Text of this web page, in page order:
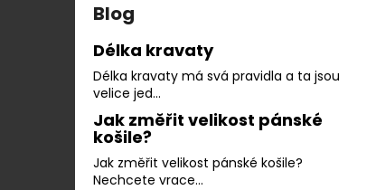
Blog
Délka kravaty
Délka kravaty má svá pravidla a ta jsou
velice jed...
Jak změřit velikost pánské
košile?
Jak změřit velikost pánské košile?
Nechcete vrace...